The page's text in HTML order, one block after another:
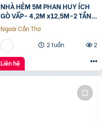
NHÀ HẺM 5M PHAN HUY ÍCH
GÒ VẤP- 4,2M x12,5M-2 TẦNG
– GIÁ 4,4 TỶ
Ngoài Cần Thơ
2 tuần
2
Liên hệ